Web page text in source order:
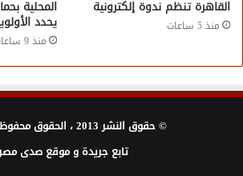
القاهرة تنظم ندوة إلكترونية
منذ 5 ساعات
المحلية
يحدد
منذ 9 ساعات
© حقوق النشر 2013 ، الحقوق محفوظة |
تابع جريدة و موقع صدى